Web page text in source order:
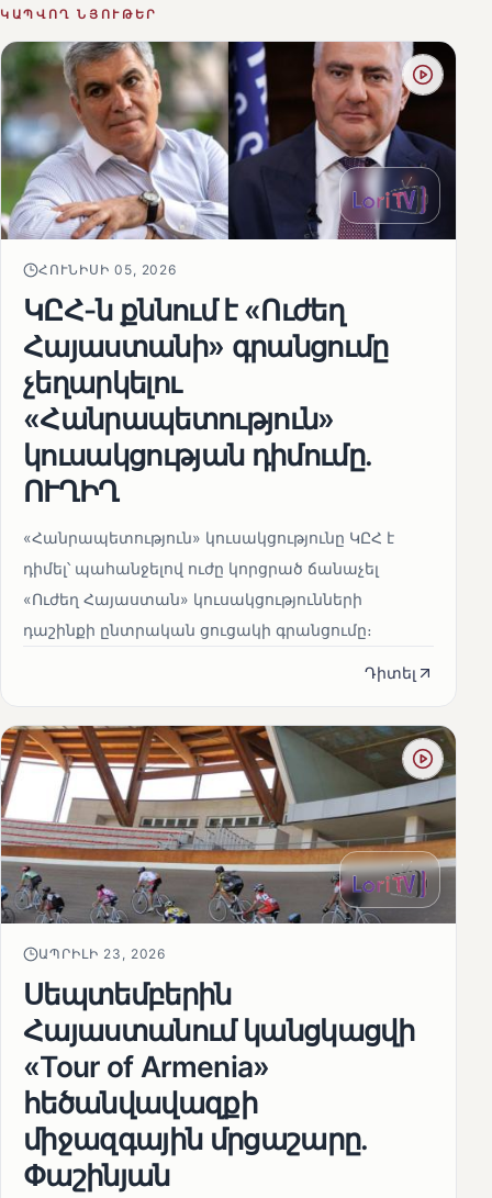
ԿԱՊՎՈՂ ՆՅՈՒԹԵՐ
ՀՈՒՆԻՍԻ 05, 2026
ԿԸՀ-ն քննում է «Ուժեղ
Հայաստանի» գրանցումը
չեղարկելու
«Հանրապետություն»
կուսակցության դիմումը.
ՈՒՂԻՂ
«Հանրապետություն» կուսակցությունը ԿԸՀ է
դիմել՝ պահանջելով ուժը կորցրած ճանաչել
«Ուժեղ Հայաստան» կուսակցությունների
դաշինքի ընտրական ցուցակի գրանցումը։
Դիտել
ԱՊՐԻԼԻ 23, 2026
Սեպտեմբերին
Հայաստանում կանցկացվի
«Tour of Armenia»
հեծանվավազքի
միջազգային մրցաշարը.
Փաշինյան